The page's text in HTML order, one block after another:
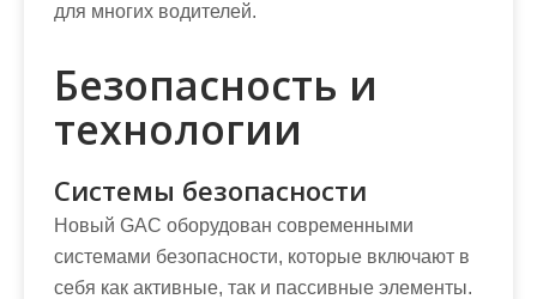
для многих водителей.
Безопасность и
технологии
Системы безопасности
Новый GAC оборудован современными
системами безопасности, которые включают в
себя как активные, так и пассивные элементы.